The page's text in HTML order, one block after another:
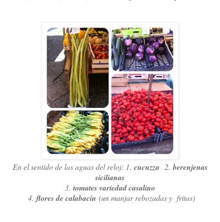
En el sentido de las aguas del reloj: 1. cucuzza 2. berenjenas
sicilianas
3. tomates variedad casalino
4. flores de calabacín (un manjar rebozadas y fritas)